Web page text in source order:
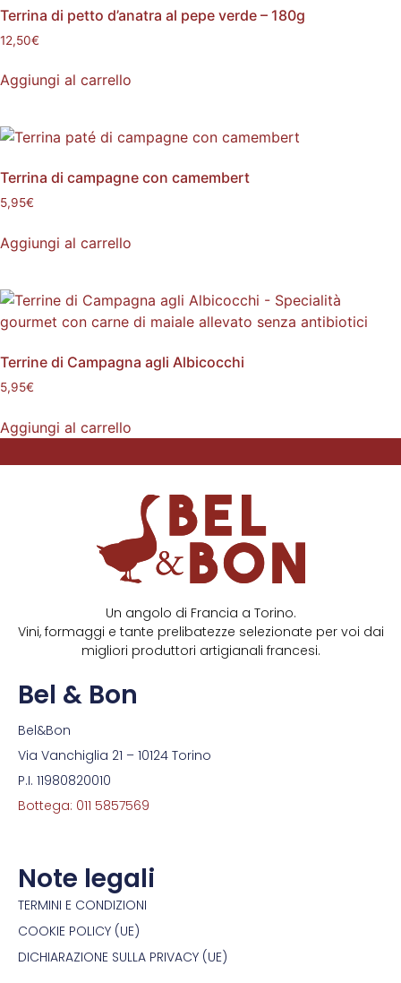
Terrina di petto d’anatra al pepe verde – 180g
12,50€
Aggiungi al carrello
Terrina di campagne con camembert
5,95€
Aggiungi al carrello
Terrine di Campagna agli Albicocchi
5,95€
Aggiungi al carrello
Un angolo di Francia a Torino.
Vini, formaggi e tante prelibatezze selezionate per voi dai
migliori produttori artigianali francesi.
Bel & Bon
Bel&Bon
Via Vanchiglia 21 – 10124 Torino
P.I. 11980820010
Bottega: 011 5857569
Note legali
TERMINI E CONDIZIONI
COOKIE POLICY (UE)
DICHIARAZIONE SULLA PRIVACY (UE)